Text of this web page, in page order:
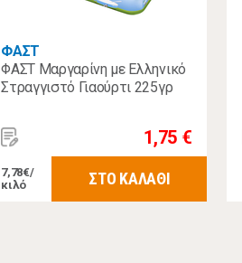
ΦΑΣΤ
ΦΑΣΤ Μαργαρίνη με Ελληνικό
Στραγγιστό Γιαούρτι 225γρ
1,75 €
7,78€/
κιλό
ΣΤΟ ΚΑΛΑΘΙ